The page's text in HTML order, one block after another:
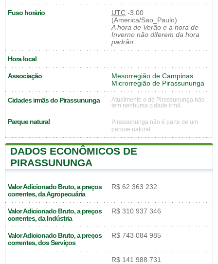
Fuso horário UTC -3:00
(America/Sao_Paulo)
A hora de Verão e a hora de
Inverno não diferem da hora
padrão.
Hora local
Associação
Mesorregião de Campinas
Microrregião de Pirassununga
Cidades irmãs do Pirassununga
Atualmente o de Pirassununga não
tem nenhuma cidade irmã.
Parque natural
Pirassununga não é parte de um
parque natural
DADOS ECONÔMICOS DE
PIRASSUNUNGA
Valor Adicionado Bruto, a preços
correntes, da Agropecuária
R$ 62 363 232
Valor Adicionado Bruto, a preços
correntes, da Indústria
R$ 310 937 346
Valor Adicionado Bruto, a preços
correntes, dos Serviços
R$ 743 084 985
R$ 141 988 731